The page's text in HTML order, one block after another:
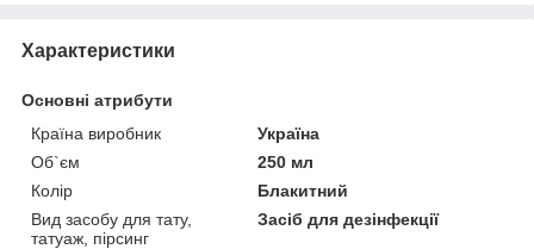
Характеристики
Основні атрибути
Країна виробник
Україна
Об`єм
250 мл
Колір
Блакитний
Вид засобу для тату,
татуаж, пірсинг
Засіб для дезінфекції